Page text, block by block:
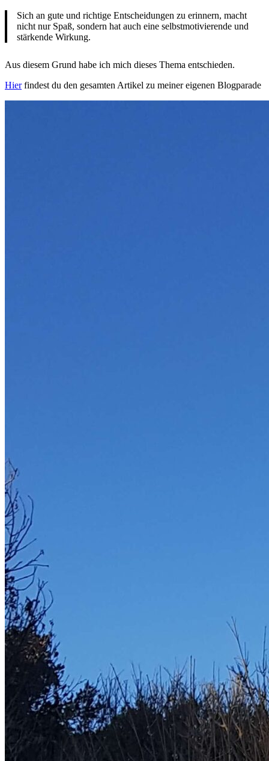
Sich an gute und richtige Entscheidungen zu erinnern, macht
nicht nur Spaß, sondern hat auch eine selbstmotivierende und
stärkende Wirkung.
Aus diesem Grund habe ich mich dieses Thema entschieden.
Hierfindest du den gesamten Artikel zu meiner eigenen Blogparade